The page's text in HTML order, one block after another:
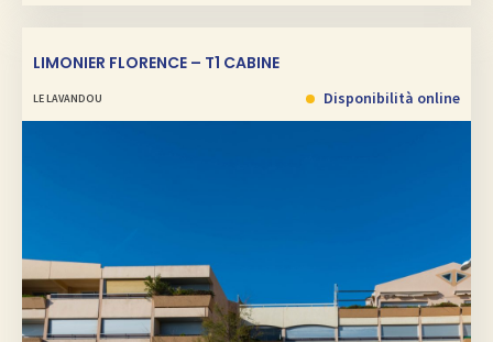
LIMONIER FLORENCE – T1 CABINE
LE LAVANDOU Disponibilità online